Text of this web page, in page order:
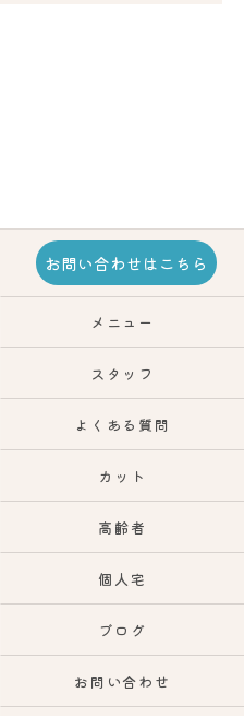
お問い合わせはこちら
メニュー
スタッフ
よくある質問
カット
高齢者
個人宅
ブログ
お問い合わせ